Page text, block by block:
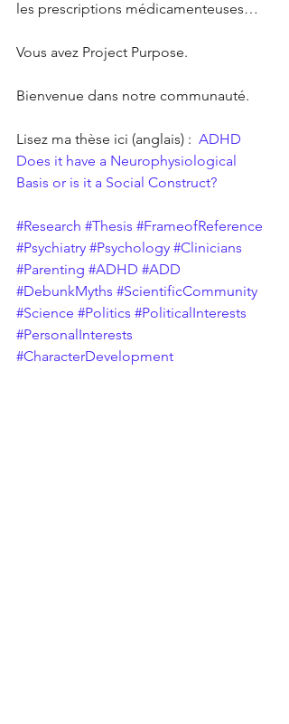
les prescriptions médicamenteuses…
Vous avez Project Purpose.
Bienvenue dans notre communauté.
Lisez ma thèse ici (anglais) : ADHD
Does it have a Neurophysiological
Basis or is it a Social Construct?
#Research #Thesis #FrameofReference
#Psychiatry #Psychology #Clinicians
#Parenting #ADHD #ADD
#DebunkMyths #ScientificCommunity
#Science #Politics #PoliticalInterests
#PersonalInterests
#CharacterDevelopment